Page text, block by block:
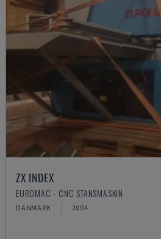
ZX INDEX
EUROMAC - CNC STANSMASKIN
DANMARK 2004